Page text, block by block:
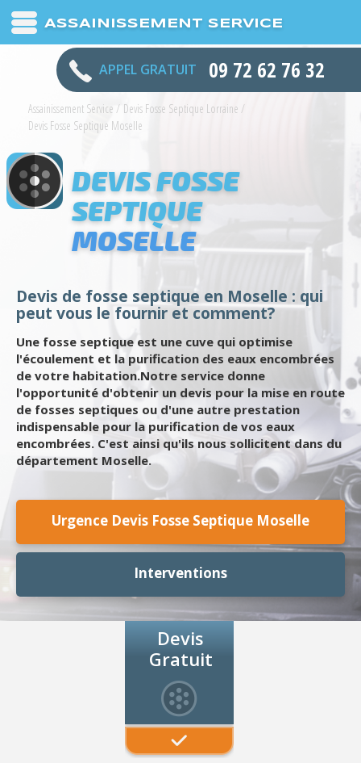
ASSAINISSEMENT SERVICE
APPEL GRATUIT 09 72 62 76 32
Assainissement Service / Devis Fosse Septique Lorraine /
Devis Fosse Septique Moselle
DEVIS FOSSE
SEPTIQUE
MOSELLE
Devis de fosse septique en Moselle : qui
peut vous le fournir et comment?
Une fosse septique est une cuve qui optimise
l'écoulement et la purification des eaux encombrées
de votre habitation.Notre service donne
l'opportunité d'obtenir un devis pour la mise en route
de fosses septiques ou d'une autre prestation
indispensable pour la purification de vos eaux
encombrées. C'est ainsi qu'ils nous sollicitent dans du
département Moselle.
Urgence Devis Fosse Septique Moselle
Interventions
Devis
Gratuit